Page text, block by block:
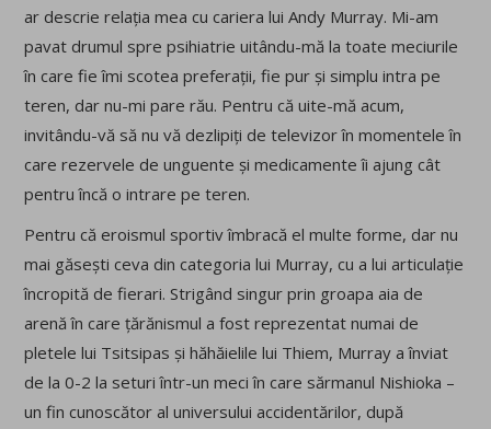
ar descrie relația mea cu cariera lui Andy Murray. Mi-am
pavat drumul spre psihiatrie uitându-mă la toate meciurile
în care fie îmi scotea preferații, fie pur și simplu intra pe
teren, dar nu-mi pare rău. Pentru că uite-mă acum,
invitându-vă să nu vă dezlipiți de televizor în momentele în
care rezervele de unguente și medicamente îi ajung cât
pentru încă o intrare pe teren.
Pentru că eroismul sportiv îmbracă el multe forme, dar nu
mai găsești ceva din categoria lui Murray, cu a lui articulație
încropită de fierari. Strigând singur prin groapa aia de
arenă în care țărănismul a fost reprezentat numai de
pletele lui Tsitsipas și hăhăielile lui Thiem, Murray a înviat
de la 0-2 la seturi într-un meci în care sărmanul Nishioka –
un fin cunoscător al universului accidentărilor, după